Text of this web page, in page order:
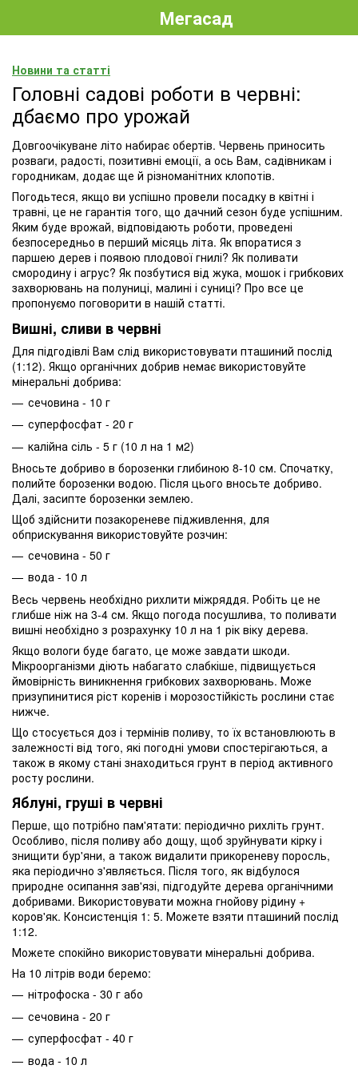
Новини та статті
Головні садові роботи в червні:
дбаємо про урожай
Довгоочікуване літо набирає обертів. Червень приносить
розваги, радості, позитивні емоції, а ось Вам, садівникам і
городникам, додає ще й різноманітних клопотів.
Погодьтеся, якщо ви успішно провели посадку в квітні і
травні, це не гарантія того, що дачний сезон буде успішним.
Яким буде врожай, відповідають роботи, проведені
безпосередньо в перший місяць літа. Як впоратися з
паршею дерев і появою плодової гнилі? Як поливати
смородину і агрус? Як позбутися від жука, мошок і грибкових
захворювань на полуниці, малині і суниці? Про все це
пропонуємо поговорити в нашій статті.
Вишні, сливи в червні
Для підгодівлі Вам слід використовувати пташиний послід
(1:12). Якщо органічних добрив немає використовуйте
мінеральні добрива:
сечовина - 10 г
суперфосфат - 20 г
калійна сіль - 5 г (10 л на 1 м2)
Вносьте добриво в борозенки глибиною 8-10 см. Спочатку,
полийте борозенки водою. Після цього вносьте добриво.
Далі, засипте борозенки землею.
Щоб здійснити позакореневе підживлення, для
обприскування використовуйте розчин:
сечовина - 50 г
вода - 10 л
Весь червень необхідно рихлити міжряддя. Робіть це не
глибше ніж на 3-4 см. Якщо погода посушлива, то поливати
вишні необхідно з розрахунку 10 л на 1 рік віку дерева.
Якщо вологи буде багато, це може завдати шкоди.
Мікроорганізми діють набагато слабкіше, підвищується
ймовірність виникнення грибкових захворювань. Може
призупинитися ріст коренів і морозостійкість рослини стає
нижче.
Що стосується доз і термінів поливу, то їх встановлюють в
залежності від того, які погодні умови спостерігаються, а
також в якому стані знаходиться грунт в період активного
росту рослини.
Яблуні, груші в червні
Перше, що потрібно пам'ятати: періодично рихліть грунт.
Особливо, після поливу або дощу, щоб зруйнувати кірку і
знищити бур'яни, а також видалити прикореневу поросль,
яка періодично з'являється. Після того, як відбулося
природне осипання зав'язі, підгодуйте дерева органічними
добривами. Використовувати можна гнойову рідину +
коров'як. Консистенція 1: 5. Можете взяти пташиний послід
1:12.
Можете спокійно використовувати мінеральні добрива.
На 10 літрів води беремо:
нітрофоска - 30 г або
сечовина - 20 г
суперфосфат - 40 г
вода - 10 л
Мегасад